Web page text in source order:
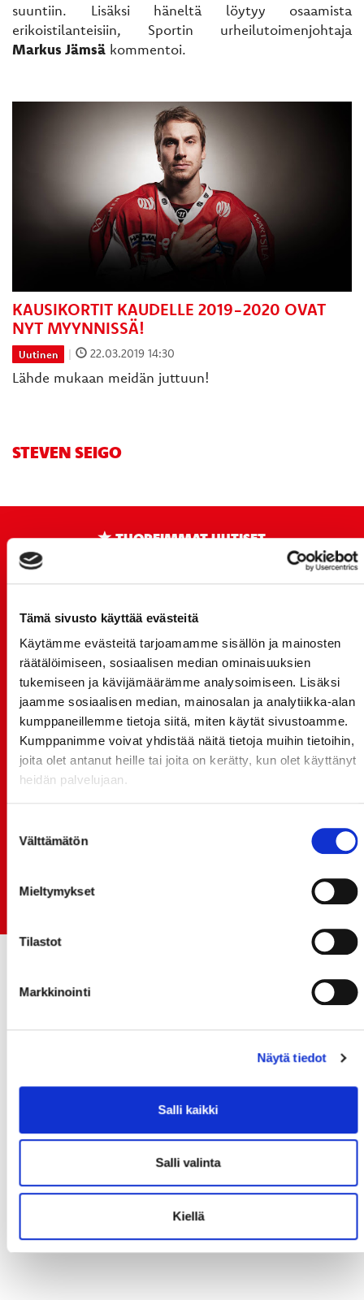
Tämä sivusto käyttää evästeitä
Käytämme evästeitä tarjoamamme sisällön ja mainosten
räätälöimiseen, sosiaalisen median ominaisuuksien
tukemiseen ja kävijämäärämme analysoimiseen. Lisäksi
jaamme sosiaalisen median, mainosalan ja analytiikka-alan
kumppaneillemme tietoja siitä, miten käytät sivustoamme.
Kumppanimme voivat yhdistää näitä tietoja muihin tietoihin,
joita olet antanut heille tai joita on kerätty, kun olet käyttänyt
heidän palvelujaan.
valinta
Välttämätön
Mieltymykset
Tilastot
Markkinointi
Näytä tiedot
Salli kaikki
Salli valinta
Kiellä
suuntiin. Lisäksi häneltä löytyy osaamista
erikoistilanteisiin, Sportin urheilutoimenjohtaja
Markus Jämsä kommentoi.
KAUSIKORTIT KAUDELLE 2019-2020 OVAT
NYT MYYNNISSÄ!
Uutinen | 22.03.2019 14:30
Lähde mukaan meidän juttuun!
STEVEN SEIGO
TUOREIMMAT UUTISET
20.07.
21.7. 12:00 - ENNAKKOKYSYNTÄ POIKKEUKSELLISTA
20.07.
TULE MUKAAN ILMAISEEN
LIIKUNTALEIKKIKOULUUN KESÄ-HEINÄKUUSSA!
15.07.
SPORT-ÄSSÄT JA KOKO JOUKKUEEN MEET&GREET
TO 13.8. - LIPUT NYT MYYNNISSÄ
monikymmenvuotiselle yhteistyölle
Early Bird-lippupaketit nyt myynnissä! - näe